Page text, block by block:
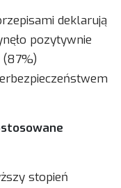
deklarują
pozytywnie
(87%)
stopień